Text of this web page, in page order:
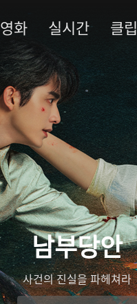
영화 실시간 클립
남부당안
사건의 진실을 파헤쳐라